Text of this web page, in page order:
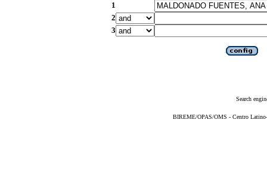
1
2
3
Search
BIREME/OPAS/OMS - Centro Latino-